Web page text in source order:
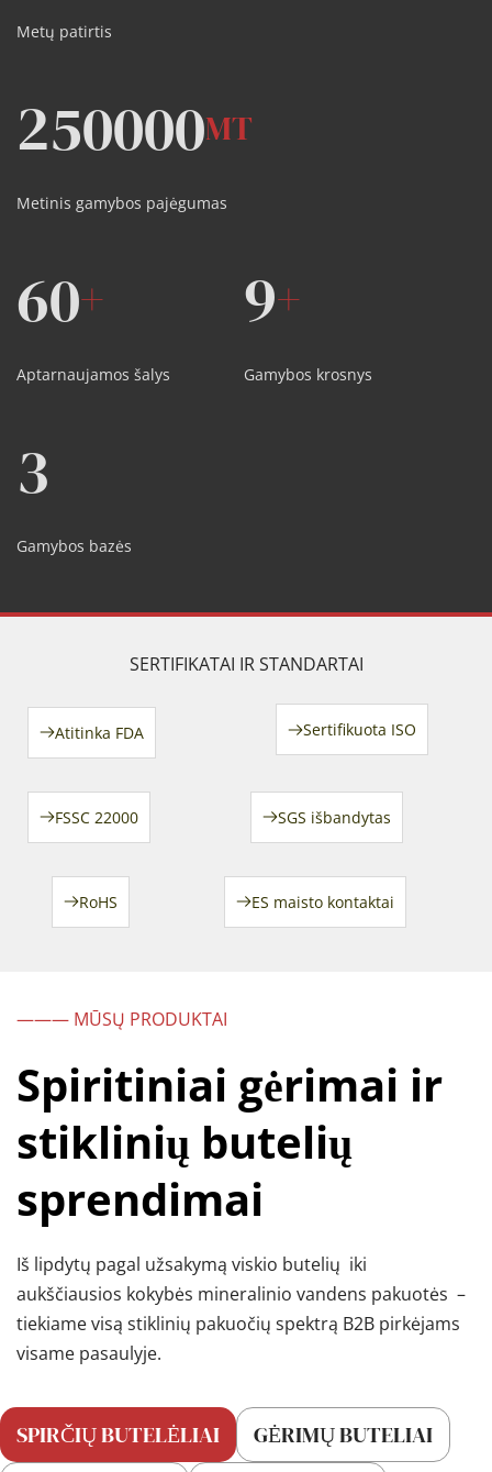
Metų patirtis
250000MT
Metinis gamybos pajėgumas
60+
Aptarnaujamos šalys
9+
Gamybos krosnys
3
Gamybos bazės
SERTIFIKATAI IR STANDARTAI
Atitinka FDA Sertifikuota ISO
FSSC 22000 SGS išbandytas
RoHS ES maisto kontaktai
——— MŪSŲ PRODUKTAI
Spiritiniai gėrimai ir
stiklinių butelių
sprendimai
Iš lipdytų pagal užsakymą viskio butelių iki
aukščiausios kokybės mineralinio vandens pakuotės –
tiekiame visą stiklinių pakuočių spektrą B2B pirkėjams
visame pasaulyje.
SPIRČIŲ BUTELĖLIAI
GĖRIMŲ BUTELIAI